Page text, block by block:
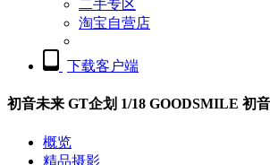
二手专区
淘宝自营店
下载客户端
初音未来 GT企划 1/18 GOODSMILE 初
概览
精品摄影